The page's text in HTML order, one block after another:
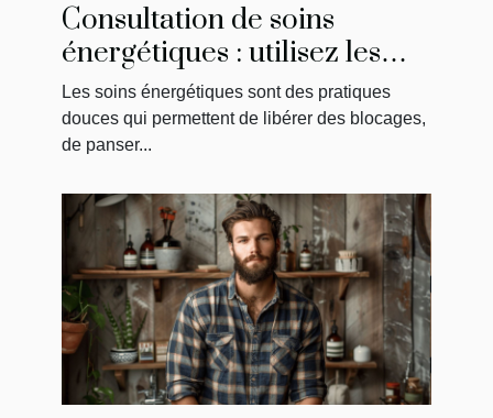
Consultation de soins
énergétiques : utilisez les
annales akashiques !
Les soins énergétiques sont des pratiques
douces qui permettent de libérer des blocages,
de panser...